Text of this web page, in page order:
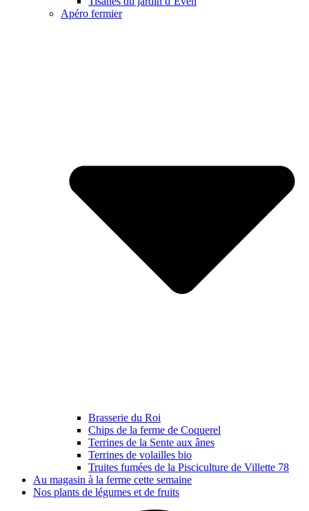
Apéro fermier
Brasserie du Roi
Chips de la ferme de Coquerel
Terrines de la Sente aux ânes
Terrines de volailles bio
Truites fumées de la Pisciculture de Villette 78
Au magasin à la ferme cette semaine
Nos plants de légumes et de fruits